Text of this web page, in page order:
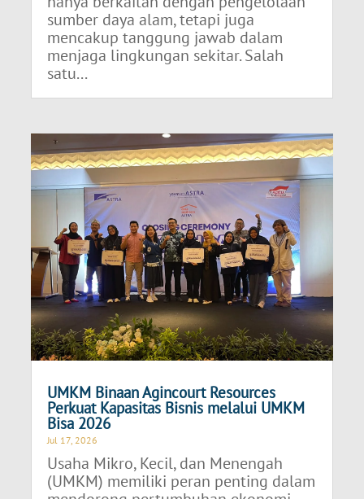
sumber daya alam, tetapi juga
mencakup tanggung jawab dalam
menjaga lingkungan sekitar. Salah
satu...
UMKM Binaan Agincourt Resources
Perkuat Kapasitas Bisnis melalui UMKM
Bisa 2026
Jul 17, 2026
Usaha Mikro, Kecil, dan Menengah
(UMKM) memiliki peran penting dalam